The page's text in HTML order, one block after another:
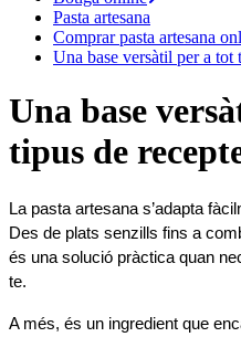
Pasta artesana
Comprar pasta artesana
Una base versàtil per a tot
Una base
tipus de
La pasta artesana s’adapta
Des de plats senzills fins a
és una solució pràctica quan
te.
A més, és un ingredient que